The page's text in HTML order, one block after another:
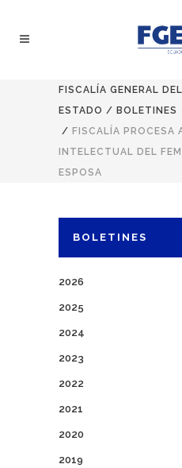
FISCALÍA GENERAL DEL
ESTADO / BOLETINES
/ FISCALÍA PROCESA
INTELECTUAL DEL
ESPOSA
BOLETINES
2026
2025
2024
2023
2022
2021
2020
2019